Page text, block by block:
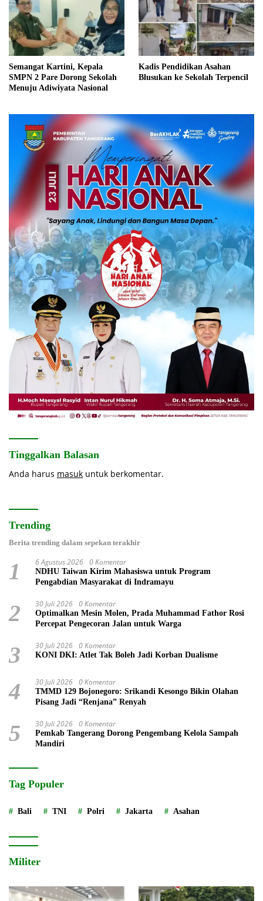
Semangat Kartini, Kepala
SMPN 2 Pare Dorong Sekolah
Menuju Adiwiyata Nasional
Kadis Pendidikan Asahan
Blusukan ke Sekolah Terpencil
Tinggalkan Balasan
Anda harus masuk untuk berkomentar.
Trending
Berita trending dalam sepekan terakhir
1 6 Agustus 2026 0 Komentar
NDHU Taiwan Kirim Mahasiswa untuk Program
Pengabdian Masyarakat di Indramayu
2 30 Juli 2026 0 Komentar
Optimalkan Mesin Molen, Prada Muhammad Fathor Rosi
Percepat Pengecoran Jalan untuk Warga
3 30 Juli 2026 0 Komentar
KONI DKI: Atlet Tak Boleh Jadi Korban Dualisme
4 30 Juli 2026 0 Komentar
TMMD 129 Bojonegoro: Srikandi Kesongo Bikin Olahan
Pisang Jadi “Renjana” Renyah
5 30 Juli 2026 0 Komentar
Pemkab Tangerang Dorong Pengembang Kelola Sampah
Mandiri
Tag Populer
Bali TNI Polri Jakarta Asahan
Militer